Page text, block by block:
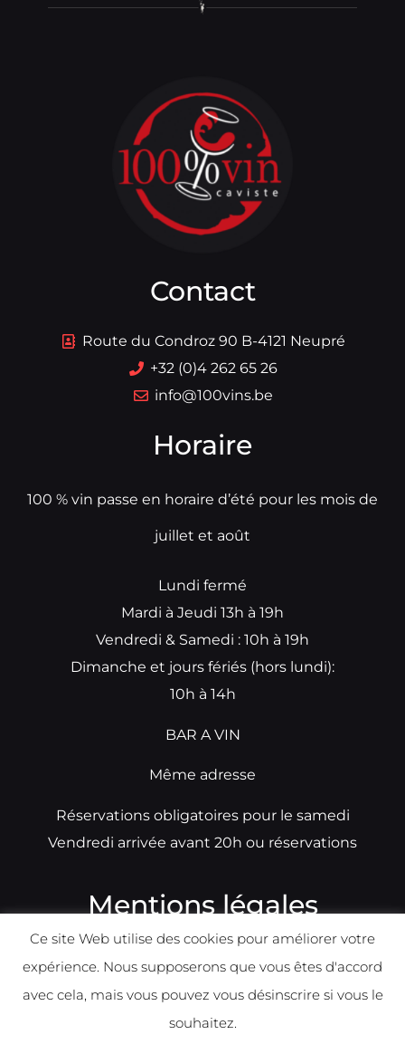
Contact
Route du Condroz 90 B-4121 Neupré
+32 (0)4 262 65 26
info@100vins.be
Horaire
100 % vin passe en horaire d’été pour les mois de
juillet et août
Lundi fermé
Mardi à Jeudi 13h à 19h
Vendredi & Samedi : 10h à 19h
Dimanche et jours fériés (hors lundi):
10h à 14h
BAR A VIN
Même adresse
Réservations obligatoires pour le samedi
Vendredi arrivée avant 20h ou réservations
Mentions légales
Ce site Web utilise des cookies pour améliorer votre
expérience. Nous supposerons que vous êtes d'accord
avec cela, mais vous pouvez vous désinscrire si vous le
souhaitez.